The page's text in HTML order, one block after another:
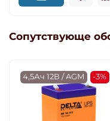
Сопутствующе
4,5Ач 12В / AGM -3%